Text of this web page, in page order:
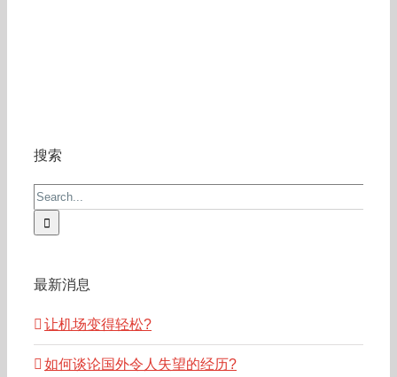
搜索
Search
for:
最新消息
让机场变得轻松?
如何谈论国外令人失望的经历?